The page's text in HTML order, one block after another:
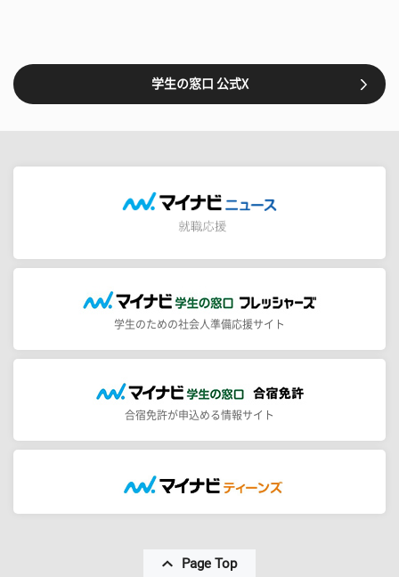
学生の窓口 公式X
学生のための社会人準備応援サイト
合宿免許が申込める情報サイト
Page Top